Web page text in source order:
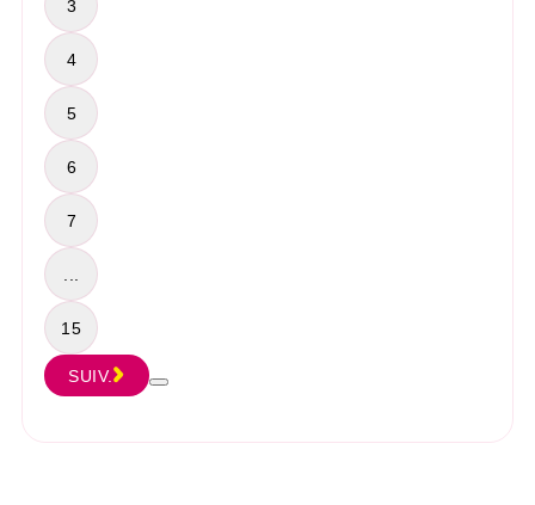
3
4
5
6
7
15
SUIV.